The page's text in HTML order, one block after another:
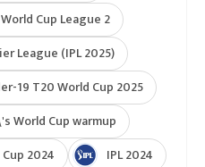
Cup League 2
League (IPL 2025)
19 T20 World Cup 2025
World Cup warmup
2024
IPL 2024